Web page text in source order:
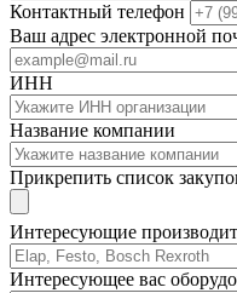
Контактный телефон
Ваш адрес электронной
ИНН
Название компании
Прикрепить список
Интересующие
Интересующее вас